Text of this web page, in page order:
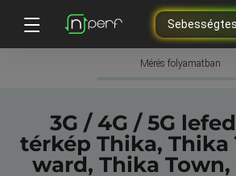
Mérés folyamatban
3G / 4G / 5G
térkép Thika, Thika
ward, Thika